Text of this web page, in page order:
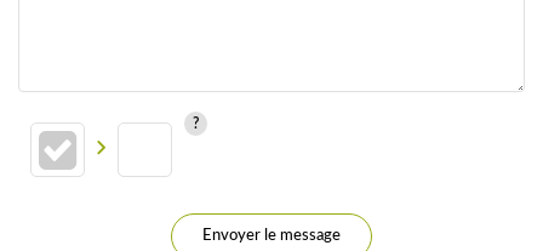
Envoyer le message